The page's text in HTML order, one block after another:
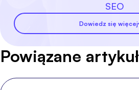
SEO
Dowiedz się więcej
Powiązane